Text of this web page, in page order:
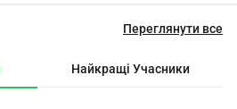
Переглянути все
Найкращі Учасники